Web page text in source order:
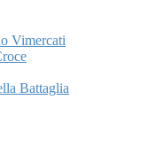
Vimercati
Battaglia